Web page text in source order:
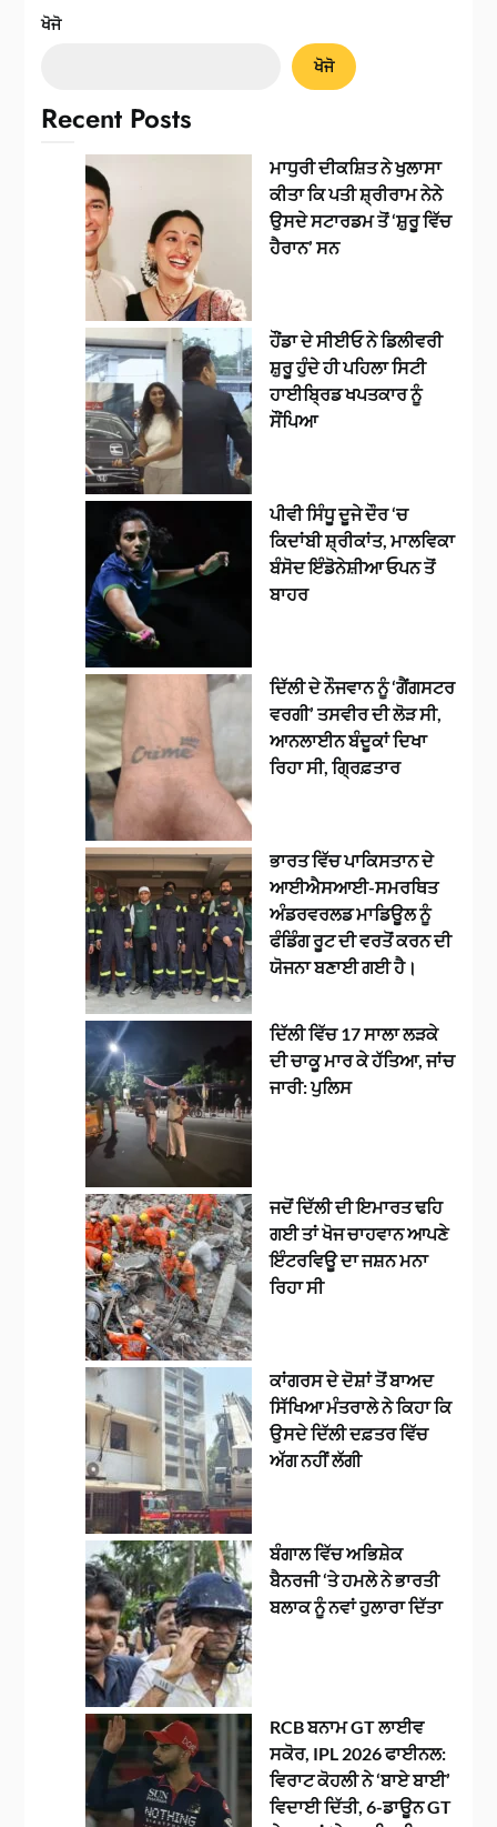
ਖੋਜੋ
ਖੋਜੋ
Recent Posts
ਮਾਧੁਰੀ ਦੀਕਸ਼ਿਤ ਨੇ ਖੁਲਾਸਾ
ਕੀਤਾ ਕਿ ਪਤੀ ਸ਼੍ਰੀਰਾਮ ਨੇਨੇ
ਉਸਦੇ ਸਟਾਰਡਮ ਤੋਂ ‘ਸ਼ੁਰੂ ਵਿੱਚ
ਹੈਰਾਨ’ ਸਨ
ਹੌਂਡਾ ਦੇ ਸੀਈਓ ਨੇ ਡਿਲੀਵਰੀ
ਸ਼ੁਰੂ ਹੁੰਦੇ ਹੀ ਪਹਿਲਾ ਸਿਟੀ
ਹਾਈਬ੍ਰਿਡ ਖਪਤਕਾਰ ਨੂੰ
ਸੌਂਪਿਆ
ਪੀਵੀ ਸਿੰਧੂ ਦੂਜੇ ਦੌਰ ‘ਚ
ਕਿਦਾਂਬੀ ਸ਼੍ਰੀਕਾਂਤ, ਮਾਲਵਿਕਾ
ਬੰਸੋਦ ਇੰਡੋਨੇਸ਼ੀਆ ਓਪਨ ਤੋਂ
ਬਾਹਰ
ਦਿੱਲੀ ਦੇ ਨੌਜਵਾਨ ਨੂੰ ‘ਗੈਂਗਸਟਰ
ਵਰਗੀ’ ਤਸਵੀਰ ਦੀ ਲੋੜ ਸੀ,
ਆਨਲਾਈਨ ਬੰਦੂਕਾਂ ਦਿਖਾ
ਰਿਹਾ ਸੀ, ਗ੍ਰਿਫ਼ਤਾਰ
ਭਾਰਤ ਵਿੱਚ ਪਾਕਿਸਤਾਨ ਦੇ
ਆਈਐਸਆਈ-ਸਮਰਥਿਤ
ਅੰਡਰਵਰਲਡ ਮਾਡਿਊਲ ਨੂੰ
ਫੰਡਿੰਗ ਰੂਟ ਦੀ ਵਰਤੋਂ ਕਰਨ ਦੀ
ਯੋਜਨਾ ਬਣਾਈ ਗਈ ਹੈ।
ਦਿੱਲੀ ਵਿੱਚ 17 ਸਾਲਾ ਲੜਕੇ
ਦੀ ਚਾਕੂ ਮਾਰ ਕੇ ਹੱਤਿਆ, ਜਾਂਚ
ਜਾਰੀ: ਪੁਲਿਸ
ਜਦੋਂ ਦਿੱਲੀ ਦੀ ਇਮਾਰਤ ਢਹਿ
ਗਈ ਤਾਂ ਖੋਜ ਚਾਹਵਾਨ ਆਪਣੇ
ਇੰਟਰਵਿਊ ਦਾ ਜਸ਼ਨ ਮਨਾ
ਰਿਹਾ ਸੀ
ਕਾਂਗਰਸ ਦੇ ਦੋਸ਼ਾਂ ਤੋਂ ਬਾਅਦ
ਸਿੱਖਿਆ ਮੰਤਰਾਲੇ ਨੇ ਕਿਹਾ ਕਿ
ਉਸਦੇ ਦਿੱਲੀ ਦਫ਼ਤਰ ਵਿੱਚ
ਅੱਗ ਨਹੀਂ ਲੱਗੀ
ਬੰਗਾਲ ਵਿੱਚ ਅਭਿਸ਼ੇਕ
ਬੈਨਰਜੀ ‘ਤੇ ਹਮਲੇ ਨੇ ਭਾਰਤੀ
ਬਲਾਕ ਨੂੰ ਨਵਾਂ ਹੁਲਾਰਾ ਦਿੱਤਾ
RCB ਬਨਾਮ GT ਲਾਈਵ
ਸਕੋਰ, IPL 2026 ਫਾਈਨਲ:
ਵਿਰਾਟ ਕੋਹਲੀ ਨੇ ‘ਬਾਏ ਬਾਈ’
ਵਿਦਾਈ ਦਿੱਤੀ, 6-ਡਾਊਨ GT